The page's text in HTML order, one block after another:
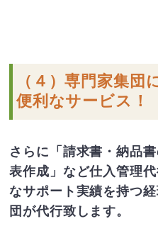
（４）専門家集団
便利なサービス！
さらに「請求書・納品
表作成」など仕入管理
なサポート実績を持つ
団が代行致します。